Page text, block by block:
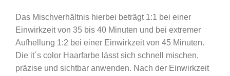
Das Mischverhältnis hierbei beträgt 1:1 bei einer
Einwirkzeit von 35 bis 40 Minuten und bei extremer
Aufhellung 1:2 bei einer Einwirkzeit von 45 Minuten.
Die it´s color Haarfarbe lässt sich schnell mischen,
präzise und sichtbar anwenden. Nach der Einwirkzeit